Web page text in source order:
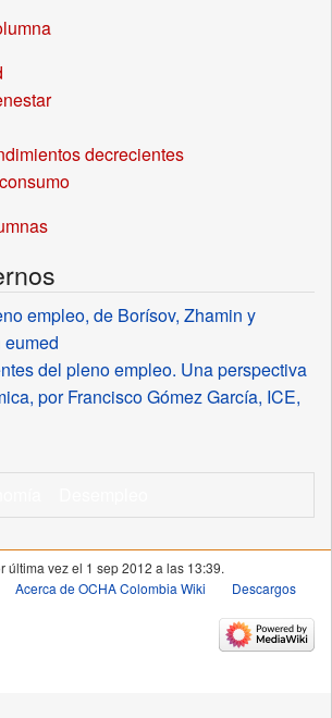
decrecientes
empleo, de Borísov, Zhamin y
eumed
del pleno empleo. Una perspectiva
por Francisco Gómez García, ICE,
última vez el 1 sep 2012 a las 13:39.
Acerca de OCHA Colombia Wiki Descargos